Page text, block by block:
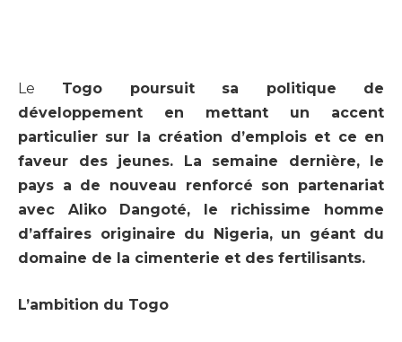
Le Togo poursuit sa politique de
développement en mettant un accent
particulier sur la création d’emplois et ce en
faveur des jeunes. La semaine dernière, le
pays a de nouveau renforcé son partenariat
avec Aliko Dangoté, le richissime homme
d’affaires originaire du Nigeria, un géant du
domaine de la cimenterie et des fertilisants.
L’ambition du Togo